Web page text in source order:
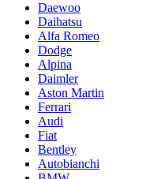
Daewoo
Daihatsu
Alfa Romeo
Dodge
Alpina
Daimler
Aston Martin
Ferrari
Audi
Fiat
Bentley
Autobianchi